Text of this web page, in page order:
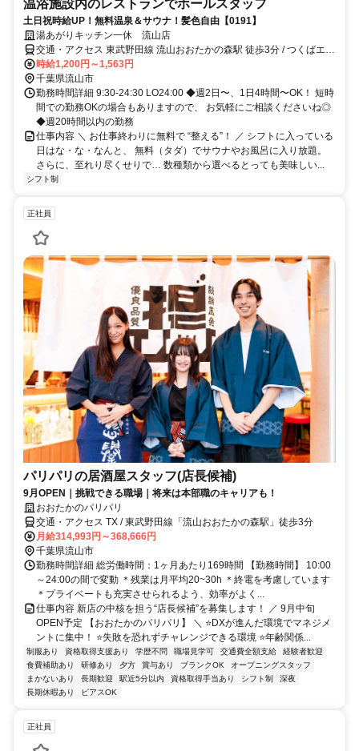
温浴施設内のレストランでホールスタッフ
土日祝時給UP！無料温泉＆サウナ！髪色自由【0191】
湯あがりキッチン一休 流山店
交通・アクセス 東武野田線 流山おおたかの森駅 徒歩3分 / つくばエク
スプレス 流山おおたかの森駅 徒歩3分 / 東武野田線 豊四季駅 車10分
時給1,200円～1,563円
千葉県流山市
勤務時間詳細 9:30-24:30 LO24:00 ◆週2日〜、1日4時間〜OK！ 短時
間での勤務OKの場合もありますので、 お気軽にご相談くださいね◎
◆週20時間以内の勤務
仕事内容 ＼ お仕事終わりに無料で “整える”！ ／ シフトに入っている
日はな・な・なんと、 無料（タダ）でサウナやお風呂に入り放題。
さらに、至れり尽くせりで… 数種類から選べるとっても美味しい...
シフト制
正社員
パリパリの居酒屋スタッフ(店長候補)
9月OPEN｜挑戦できる職場｜将来は本部職のキャリアも！
おおたかのパリパリ
交通・アクセス TX / 東武野田線「流山おおたかの森駅」徒歩3分
月給314,993円～368,666円
千葉県流山市
勤務時間詳細 総労働時間：1ヶ月あたり169時間 【勤務時間】 10:00
～24:00の間で変動 ＊残業は月平均20~30h ＊終電を考慮しています
＊プライベートも充実させられるよう、効率がよく...
仕事内容 新店の中核を担う“店長候補”を募集します！ ／ 9月中旬
OPEN予定 【おおたかのパリパリ】 ＼ ⭐DXが進んだ環境でマネジメ
ントに集中！ ⭐失敗を恐れずチャレンジできる環境 ⭐年齢関係...
制服あり 資格取得支援あり 学歴不問 職場見学可 交通費全額支給
経験者歓迎
食費補助あり
研修あり 夕方 賞与あり ブランクOK
オープニングスタッフ
まかないあり
長期歓迎 駅近5分以内 資格取得手当あり シフト制
深夜
長期休暇あり
ピアスOK
正社員